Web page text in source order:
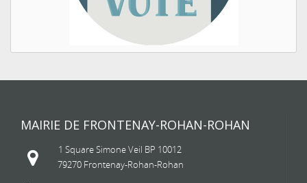
MAIRIE DE FRONTENAY-ROHAN-ROHAN
1 Square Simone Veil BP 10012
79270 Frontenay-Rohan-Rohan